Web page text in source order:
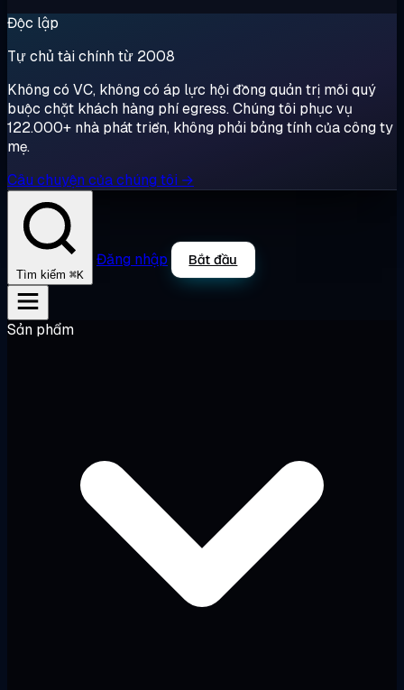
Độc lập
Tự chủ tài chính từ 2008
Không có VC, không có áp lực hội đồng quản trị mỗi quý
buộc chặt khách hàng phí egress. Chúng tôi phục vụ
122.000+ nhà phát triển, không phải bảng tính của công ty
mẹ.
Câu chuyện của chúng tôi →
Tìm kiếm ⌘K
Đăng nhập Bắt đầu
Sản phẩm